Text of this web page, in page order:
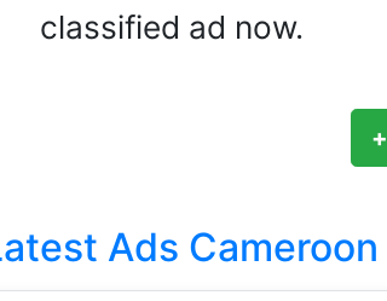
classified ad now.
+
Ads Cameroon